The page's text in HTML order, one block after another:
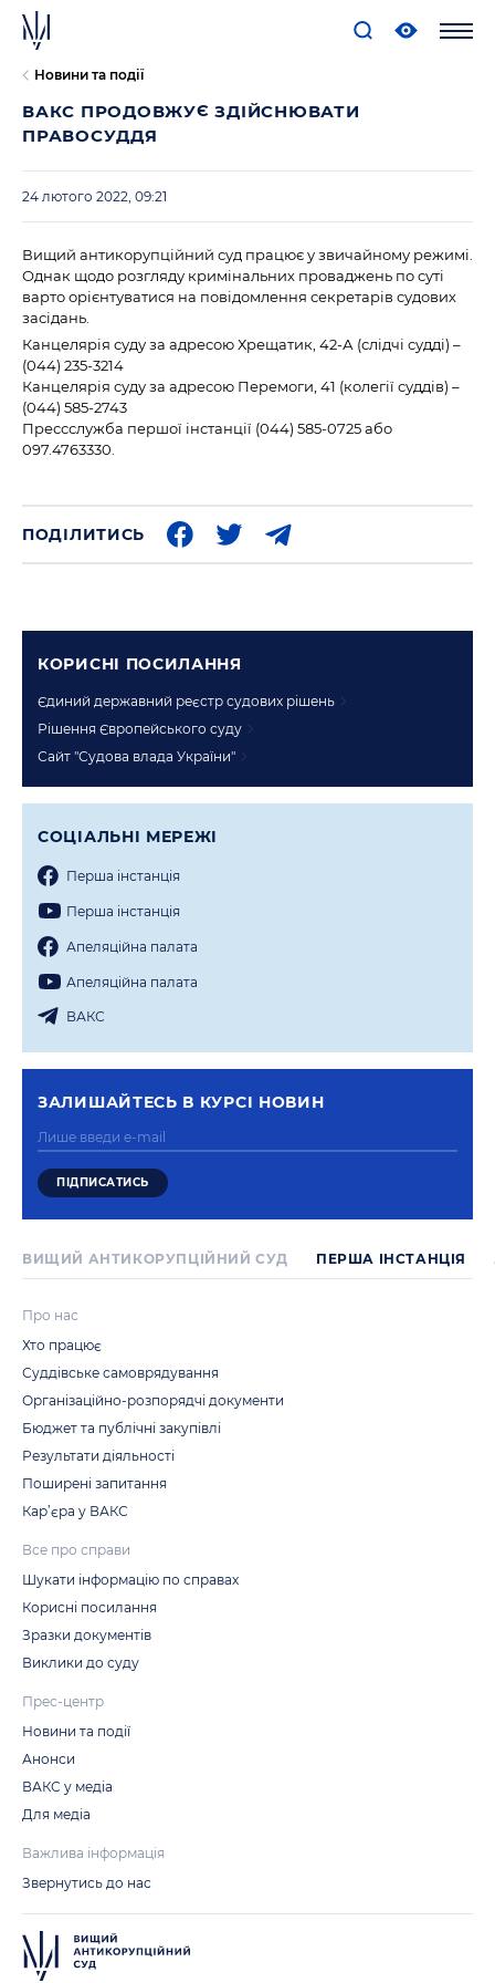
Новини та події
ВАКС ПРОДОВЖУЄ ЗДІЙСНЮВАТИ
ПРАВОСУДДЯ
24 лютого 2022, 09:21
Вищий антикорупційний суд працює у звичайному режимі.
Однак щодо розгляду кримінальних проваджень по суті
варто орієнтуватися на повідомлення секретарів судових
засідань.
Канцелярія суду за адресою Хрещатик, 42-А (слідчі судді) –
(044) 235-3214
Канцелярія суду за адресою Перемоги, 41 (колегії суддів) –
(044) 585-2743
Прессслужба першої інстанції (044) 585-0725 або
097.4763330.
ПОДІЛИТИСЬ
КОРИСНI ПОСИЛАННЯ
Єдиний державний реєстр судових рішень
Рішення Європейського суду
Сайт "Судова влада України"
СОЦIАЛЬНI МЕРЕЖI
Перша iнстанцiя
Перша iнстанцiя
Апеляцiйна палата
Апеляцiйна палата
ВАКС
ЗАЛИШАЙТЕСЬ В КУРСI НОВИН
ВИЩИЙ АНТИКОРУПЦІЙНИЙ СУД ПЕРША IНСТАНЦIЯ
Про нас
Хто працює
Суддівське самоврядування
Організаційно-розпорядчі документи
Бюджет та публічні закупівлі
Результати діяльності
Поширені запитання
Кар’єра у ВАКС
Все про справи
Шукати інформацію по справах
Корисні посилання
Зразки документів
Виклики до суду
Прес-центр
Новини та події
Анонси
ВАКС у медіа
Для медіа
Важлива інформація
Звернутись до нас